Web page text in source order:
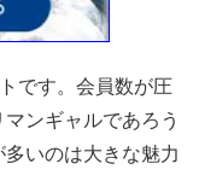
です。会員数が圧
ンギャルであろう
いのは大きな魅力